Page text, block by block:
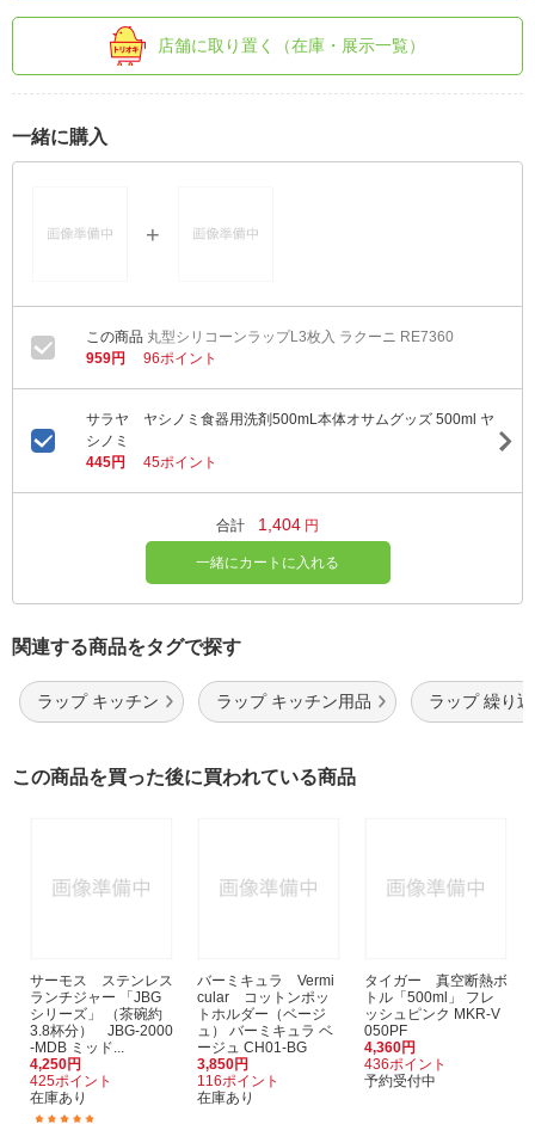
店舗に取り置く（在庫・展示一覧）
一緒に購入
丸型シリコーンラップL3枚入 ラクーニ RE7360
959円
96ポイント
サラヤ ヤシノミ食器用洗剤500mL本体オサムグッズ 500ml ヤ
シノミ
445円
45ポイント
合計 1,404 円
一緒にカートに入れる
関連する商品をタグで探す
ラップ キッチン ラップ キッチン用品 ラップ 繰り
この商品を買った後に買われている商品
サーモス ステンレス
ランチジャー 「JBG
シリーズ」 （茶碗約
3.8杯分） JBG-2000
-MDB ミッド...
4,250円
425ポイント
在庫あり
バーミキュラ Vermi
cular コットンポッ
トホルダー（ベージ
ュ） バーミキュラ ベ
ージュ CH01-BG
3,850円
116ポイント
在庫あり
タイガー 真空断熱ボ
トル「500ml」 フレ
ッシュピンク MKR-V
050PF
4,360円
436ポイント
予約受付中